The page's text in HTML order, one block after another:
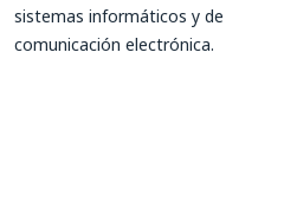
sistemas informáticos y de
comunicación electrónica.